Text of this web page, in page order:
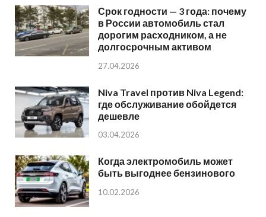
Срок годности — 3 года: почему
в России автомобиль стал
дорогим расходником, а не
долгосрочным активом
27.04.2026
Niva Travel против Niva Legend:
где обслуживание обойдется
дешевле
03.04.2026
Когда электромобиль может
быть выгоднее бензинового
10.02.2026